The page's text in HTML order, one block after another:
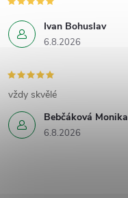
Ivan Bohuslav
6.8.2026
Bebčáková Monika
6.8.2026
vždy skvělé